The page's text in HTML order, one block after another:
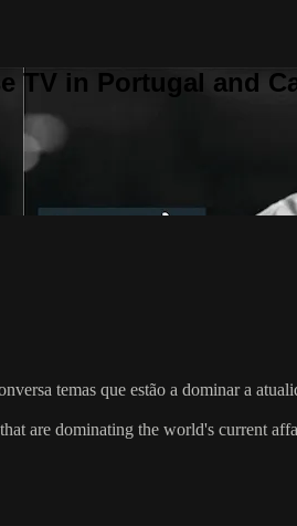
TV in Portugal and
temas que estão a dominar a
are dominating the world's current